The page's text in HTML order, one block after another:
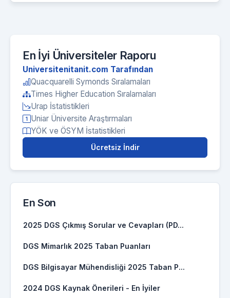
En İyi Üniversiteler Raporu
Universitenitanit.com Tarafından
Quacquarelli Symonds Sıralamaları
Times Higher Education Sıralamaları
Urap İstatistikleri
Uniar Üniversite Araştırmaları
YÖK ve ÖSYM İstatistikleri
Ücretsiz İndir
En Son
2025 DGS Çıkmış Sorular ve Cevapları (PD...
DGS Mimarlık 2025 Taban Puanları
DGS Bilgisayar Mühendisliği 2025 Taban P...
2024 DGS Kaynak Önerileri - En İyiler